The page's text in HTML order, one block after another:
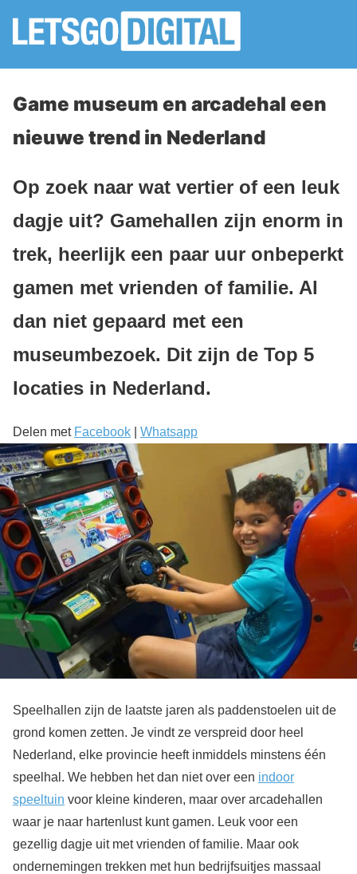
Game museum en arcadehal een
nieuwe trend in Nederland
Op zoek naar wat vertier of een leuk
dagje uit? Gamehallen zijn enorm in
trek, heerlijk een paar uur onbeperkt
gamen met vrienden of familie. Al
dan niet gepaard met een
museumbezoek. Dit zijn de Top 5
locaties in Nederland.
Delen met Facebook Whatsapp
Speelhallen zijn de laatste jaren als paddenstoelen uit de
grond komen zetten. Je vindt ze verspreid door heel
Nederland, elke provincie heeft inmiddels minstens één
speelhal. We hebben het dan niet over een indoor
speeltuin voor kleine kinderen, maar over arcadehallen
waar je naar hartenlust kunt gamen. Leuk voor een
gezellig dagje uit met vrienden of familie. Maar ook
ondernemingen trekken met hun bedrijfsuitjes massaal